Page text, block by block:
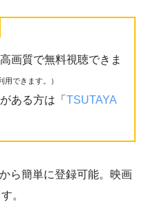
画質で無料視聴できま
用できます。）
ある方は「 TSUTAYA
ら簡単に登録可能。映画
。